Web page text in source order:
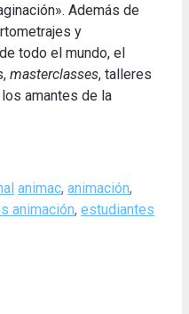
Además de
y
todo el mundo, el
masterclasses, talleres
amantes de la
Tags
animac, animación,
animación, estudiantes